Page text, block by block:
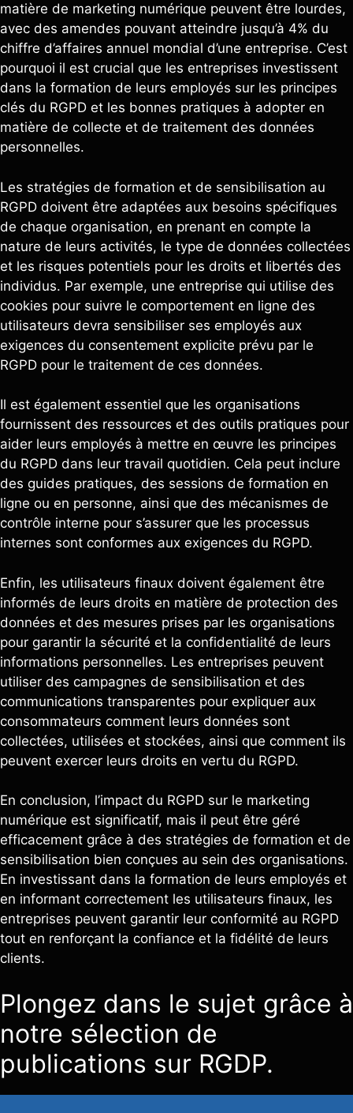
matière de marketing numérique peuvent être lourdes,
avec des amendes pouvant atteindre jusqu’à 4% du
chiffre d’affaires annuel mondial d’une entreprise. C’est
pourquoi il est crucial que les entreprises investissent
dans la formation de leurs employés sur les principes
clés du RGPD et les bonnes pratiques à adopter en
matière de collecte et de traitement des données
personnelles.
Les stratégies de formation et de sensibilisation au
RGPD doivent être adaptées aux besoins spécifiques
de chaque organisation, en prenant en compte la
nature de leurs activités, le type de données collectées
et les risques potentiels pour les droits et libertés des
individus. Par exemple, une entreprise qui utilise des
cookies pour suivre le comportement en ligne des
utilisateurs devra sensibiliser ses employés aux
exigences du consentement explicite prévu par le
RGPD pour le traitement de ces données.
Il est également essentiel que les organisations
fournissent des ressources et des outils pratiques pour
aider leurs employés à mettre en œuvre les principes
du RGPD dans leur travail quotidien. Cela peut inclure
des guides pratiques, des sessions de formation en
ligne ou en personne, ainsi que des mécanismes de
contrôle interne pour s’assurer que les processus
internes sont conformes aux exigences du RGPD.
Enfin, les utilisateurs finaux doivent également être
informés de leurs droits en matière de protection des
données et des mesures prises par les organisations
pour garantir la sécurité et la confidentialité de leurs
informations personnelles. Les entreprises peuvent
utiliser des campagnes de sensibilisation et des
communications transparentes pour expliquer aux
consommateurs comment leurs données sont
collectées, utilisées et stockées, ainsi que comment ils
peuvent exercer leurs droits en vertu du RGPD.
En conclusion, l’impact du RGPD sur le marketing
numérique est significatif, mais il peut être géré
efficacement grâce à des stratégies de formation et de
sensibilisation bien conçues au sein des organisations.
En investissant dans la formation de leurs employés et
en informant correctement les utilisateurs finaux, les
entreprises peuvent garantir leur conformité au RGPD
tout en renforçant la confiance et la fidélité de leurs
clients.
Plongez dans le sujet grâce à
notre sélection de
publications sur RGDP.